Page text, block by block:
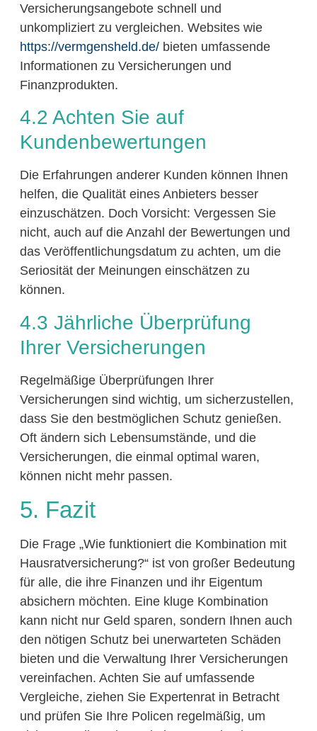
Versicherungsangebote schnell und
unkompliziert zu vergleichen. Websites wie
https://vermgensheld.de/bieten umfassende
Informationen zu Versicherungen und
Finanzprodukten.
4.2 Achten Sie auf
Kundenbewertungen
Die Erfahrungen anderer Kunden können Ihnen
helfen, die Qualität eines Anbieters besser
einzuschätzen. Doch Vorsicht: Vergessen Sie
nicht, auch auf die Anzahl der Bewertungen und
das Veröffentlichungsdatum zu achten, um die
Seriosität der Meinungen einschätzen zu
können.
4.3 Jährliche Überprüfung
Ihrer Versicherungen
Regelmäßige Überprüfungen Ihrer
Versicherungen sind wichtig, um sicherzustellen,
dass Sie den bestmöglichen Schutz genießen.
Oft ändern sich Lebensumstände, und die
Versicherungen, die einmal optimal waren,
können nicht mehr passen.
5. Fazit
Die Frage „Wie funktioniert die Kombination mit
Hausratversicherung?“ ist von großer Bedeutung
für alle, die ihre Finanzen und ihr Eigentum
absichern möchten. Eine kluge Kombination
kann nicht nur Geld sparen, sondern Ihnen auch
den nötigen Schutz bei unerwarteten Schäden
bieten und die Verwaltung Ihrer Versicherungen
vereinfachen. Achten Sie auf umfassende
Vergleiche, ziehen Sie Expertenrat in Betracht
und prüfen Sie Ihre Policen regelmäßig, um